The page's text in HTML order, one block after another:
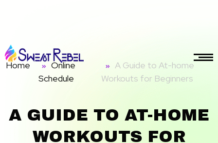
Home
Online
Schedule
A Guide to At-home
Workouts for Beginners
A GUIDE TO AT-HOME
WORKOUTS FOR